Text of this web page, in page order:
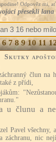
Odpověz mi,
přesekli
6 7 8 9 10 11
Skutky
člun na
z přídi,
u člunu a
Pavel všechny,
záchranu, nic